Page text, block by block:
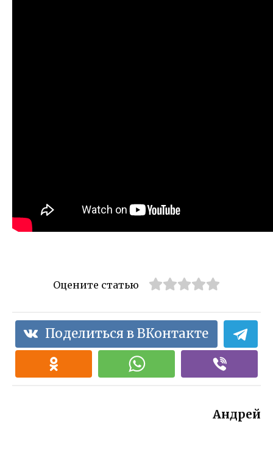
Оцените статью
Поделиться в ВКонтакте
Андрей